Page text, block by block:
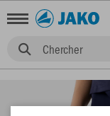
Chercher